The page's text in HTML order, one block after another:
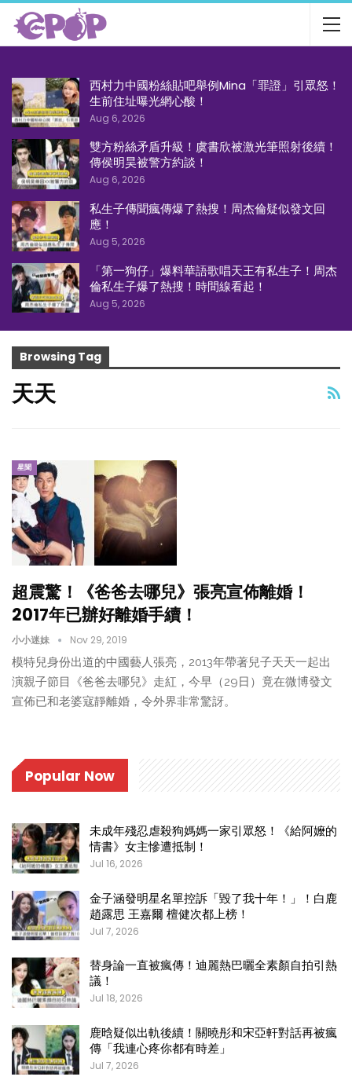
西村力中國粉絲貼吧舉例Mina「罪證」引眾怒！
生前住址曝光網心酸！
Aug 6, 2026
雙方粉絲矛盾升級！虞書欣被激光筆照射後續！
傳侯明昊被警方約談！
Aug 6, 2026
私生子傳聞瘋傳爆了熱搜！周杰倫疑似發文回
應！
Aug 5, 2026
「第一狗仔」爆料華語歌唱天王有私生子！周杰
倫私生子爆了熱搜！時間線看起！
Aug 5, 2026
Browsing Tag
天天
星聞
超震驚！《爸爸去哪兒》張亮宣佈離婚！
2017年已辦好離婚手續！
小小迷妹 Nov 29, 2019
模特兒身份出道的中國藝人張亮，2013年帶著兒子天天一起出
演親子節目《爸爸去哪兒》走紅，今早（29日）竟在微博發文
宣佈已和老婆寇靜離婚，令外界非常驚訝。
Popular Now
未成年殘忍虐殺狗媽媽一家引眾怒！《給阿嬤的
情書》女主慘遭抵制！
Jul 16, 2026
金子涵發明星名單控訴「毀了我十年！」！白鹿
趙露思 王嘉爾 檀健次都上榜！
Jul 7, 2026
替身論一直被瘋傳！迪麗熱巴曬全素顏自拍引熱
議！
Jul 18, 2026
鹿晗疑似出軌後續！關曉彤和宋亞軒對話再被瘋
傳「我連心疼你都有時差」
Jul 7, 2026